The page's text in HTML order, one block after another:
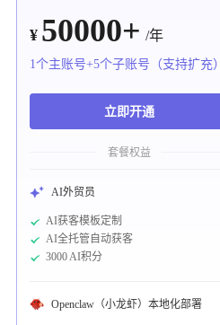
¥ 50000+ /年
1个主账号+5个子账号（支持扩充）
立即开通
套餐权益
AI外贸员
AI获客模板定制
AI全托管自动获客
3000 AI积分
Openclaw（小龙虾）本地化部署